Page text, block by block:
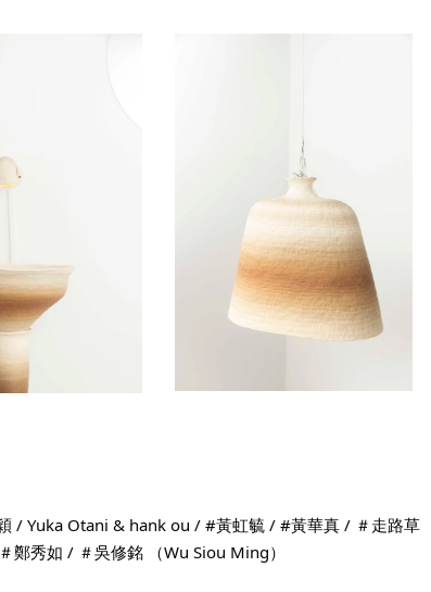
/ Yuka Otani & hank ou / #黃虹毓 / #黃華真 / ＃走路草
鄭秀如 / ＃吳修銘 （Wu Siou Ming）